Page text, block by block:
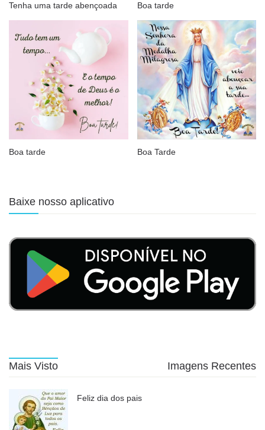
Tenha uma tarde abençoada Boa tarde
Boa tarde Boa Tarde
Baixe nosso aplicativo
Mais Visto Imagens Recentes
Feliz dia dos pais